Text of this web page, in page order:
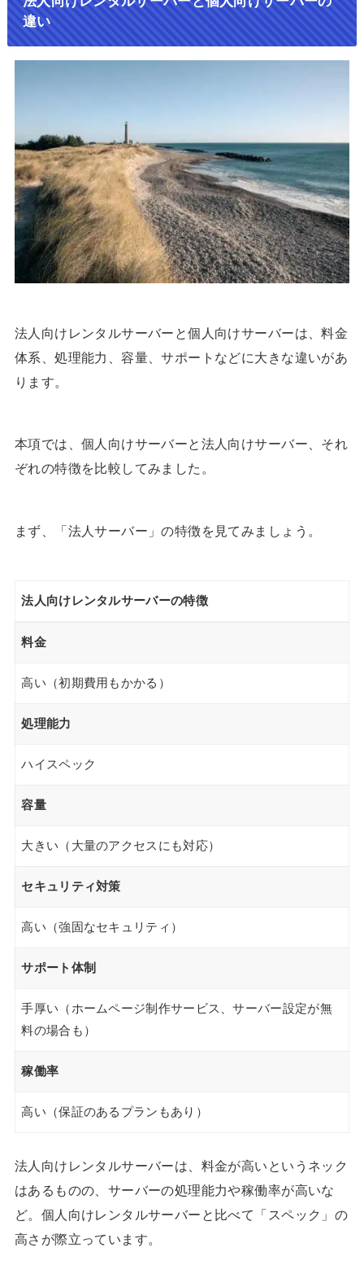
違い
法人向けレンタルサーバーと個人向けサーバーは、料金
体系、処理能力、容量、サポートなどに大きな違いがあ
ります。
本項では、個人向けサーバーと法人向けサーバー、それ
ぞれの特徴を比較してみました。
まず、「法人サーバー」の特徴を見てみましょう。
法人向けレンタルサーバーの特徴
料金
高い（初期費用もかかる）
処理能力
ハイスペック
容量
大きい（大量のアクセスにも対応）
セキュリティ対策
高い（強固なセキュリティ）
サポート体制
手厚い（ホームページ制作サービス、サーバー設定が無
料の場合も）
稼働率
高い（保証のあるプランもあり）
法人向けレンタルサーバーは、料金が高いというネック
はあるものの、サーバーの処理能力や稼働率が高いな
ど。個人向けレンタルサーバーと比べて「スペック」の
高さが際立っています。